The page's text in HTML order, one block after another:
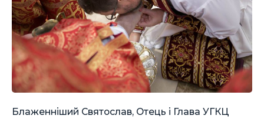
Блаженніший Святослав, Отець і Глава УГКЦ